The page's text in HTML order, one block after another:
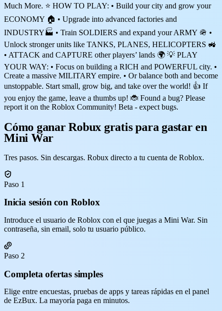
Much More. ⭐ HOW TO PLAY: • Build your city and grow your
ECONOMY 🏠 • Upgrade into advanced factories and
INDUSTRY🏭 • Train SOLDIERS and expand your ARMY 🪖 •
Unlock stronger units like TANKS, PLANES, HELICOPTERS 🚜
• ATTACK and CAPTURE other players’ lands 🌍 💡 PLAY
YOUR WAY: • Focus on building a RICH and POWERFUL city. •
Create a massive MILITARY empire. • Or balance both and become
unstoppable. Start small, grow big, and take over the world! 👍 If
you enjoy the game, leave a thumbs up! 🐞 Found a bug? Please
report it on the Roblox Community! Beta - expect bugs.
Cómo ganar Robux gratis para gastar en
Mini War
Tres pasos. Sin descargas. Robux directo a tu cuenta de Roblox.
Paso 1
Inicia sesión con Roblox
Introduce el usuario de Roblox con el que juegas a Mini War. Sin
contraseña, sin email, solo tu usuario público.
Paso 2
Completa ofertas simples
Elige entre encuestas, pruebas de apps y tareas rápidas en el panel
de EzBux. La mayoría paga en minutos.